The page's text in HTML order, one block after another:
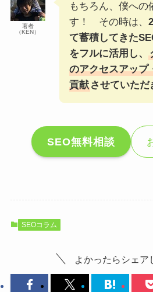
著者
（KEN）
もちろん、僕への
す！ その時は、
て蓄積してきた
をフルに活用し、
のアクセスアップ
貢献させていただ
SEO無料相談
SEOコラム
よかったらシェア